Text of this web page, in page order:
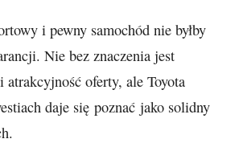
i pewny samochód nie byłby
Nie bez znaczenia jest
atrakcyjność oferty, ale Toyota
daje się poznać jako solidny